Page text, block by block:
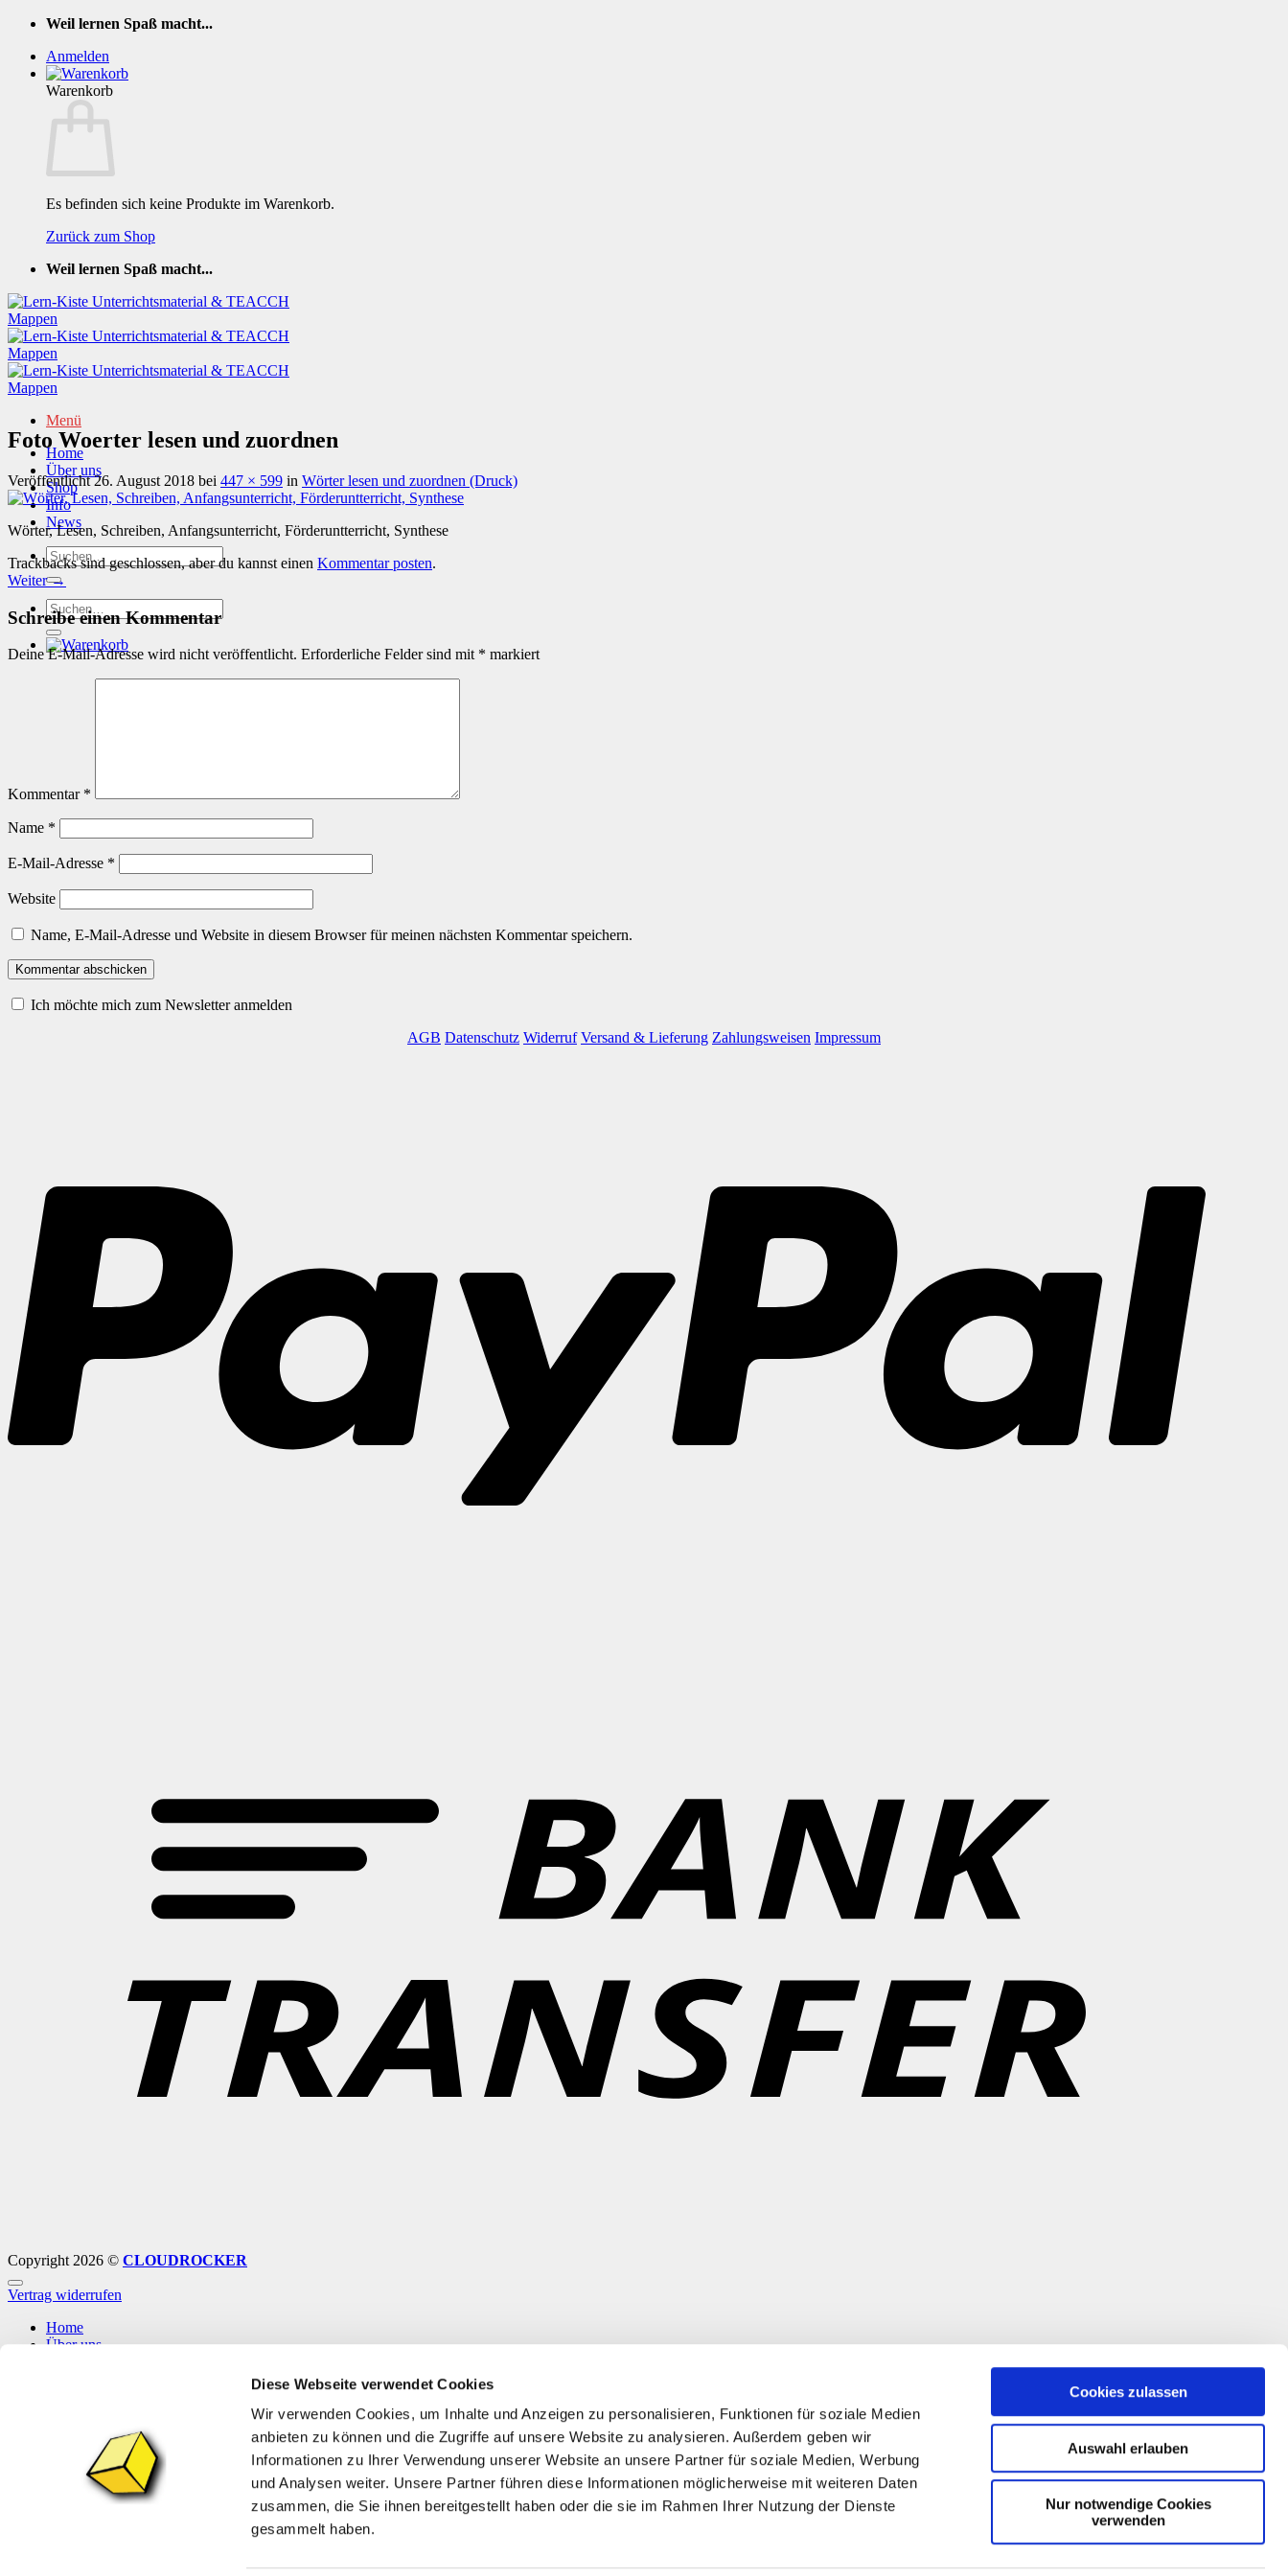
Diese Webseite verwendet Cookies
Wir verwenden Cookies, um Inhalte und Anzeigen zu personalisieren, Funktionen für soziale Medien
anbieten zu können und die Zugriffe auf unsere Website zu analysieren. Außerdem geben wir
Informationen zu Ihrer Verwendung unserer Website an unsere Partner für soziale Medien, Werbung
und Analysen weiter. Unsere Partner führen diese Informationen möglicherweise mit weiteren Daten
zusammen, die Sie ihnen bereitgestellt haben oder die sie im Rahmen Ihrer Nutzung der Dienste
gesammelt haben.
Cookies zulassen
Auswahl erlauben
Nur notwendige Cookies
verwenden
Zum
springen
Weil lernen Spaß macht...
Anmelden
Warenkorb
Es befinden sich keine Produkte im Warenkorb.
Zurück zum Shop
Weil lernen Spaß macht...
Menü
Home
Über uns
Shop
Info
News
Suchen
nach:
Suchen
nach:
Foto Woerter lesen und zuordnen
Veröffentlicht26. August 2018 bei 447 × 599 in Wörter lesen und zuordnen (Druck)
Wörter, Lesen, Schreiben, Anfangsunterricht, Förderuntterricht, Synthese
Trackbacks sind geschlossen, aber du kannst einen Kommentar posten.
Weiter→
Schreibe einen Kommentar
Deine E-Mail-Adresse wird nicht veröffentlicht. Erforderliche Felder sind mit * markiert
Kommentar *
Name *
E-Mail-Adresse *
Website
Name, E-Mail-Adresse und Website in diesem Browser für meinen nächsten Kommentar speichern.
Ich möchte mich zum Newsletter anmelden
AGB Datenschutz Widerruf Versand & Lieferung Zahlungsweisen Impressum
Copyright 2026 © CLOUDROCKER
Vertrag widerrufen
Home
Über uns
Anmelden
Erforderlich